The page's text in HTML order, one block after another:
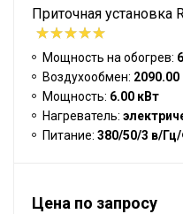
Приточная установка
Мощность на обогрев:
Воздухообмен: 2090.00
Мощность: 6.00 кВт
Нагреватель:
Питание: 380/50/3 в/
Цена по запросу